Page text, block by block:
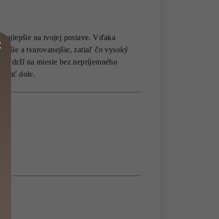
najlepšie na tvojej postave. Vďaka
a tvarovanejšie, zatiaľ čo vysoký
a drží na mieste bez nepríjemného
dať dole.